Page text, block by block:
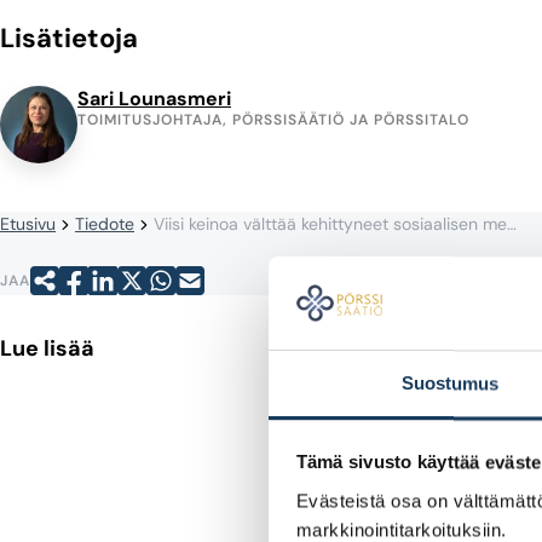
Suostumus
Tämä sivusto käyttää
Evästeistä osa on
markkinointitarkoituksiin.
Lisätietoja
Sari Lounasmeri
TOIMITUSJOHTAJA, PÖRSSISÄÄTIÖ JA PÖRSSITALO
Etusivu Tiedote Viisi keinoa välttää kehittyneet sosiaalisen median sijoitushuijaukset
JAA
Lue lisää